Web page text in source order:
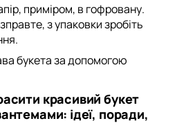
приміром, в гофровану.
з упаковки зробіть
букета за допомогою
красивий букет
ідеї, поради,